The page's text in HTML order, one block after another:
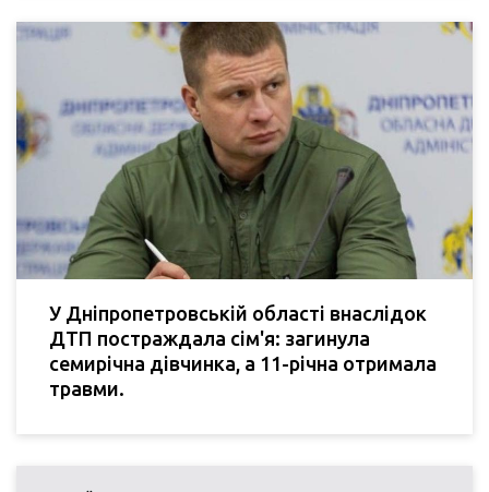
У Дніпропетровській області внаслідок
ДТП постраждала сім'я: загинула
семирічна дівчинка, а 11-річна отримала
травми.